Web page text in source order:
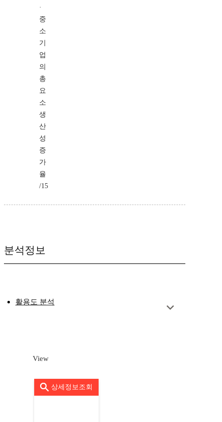
·
중
소
기
업
의
총
요
소
생
산
성
증
가
율
/15
분석정보
활용도 분석
View
상세정보조회